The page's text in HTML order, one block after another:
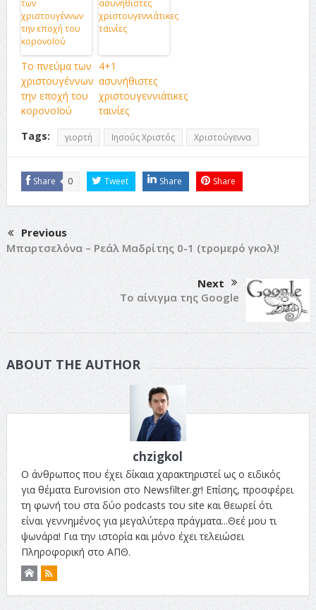
Το πνεύμα των
χριστουγέννων
την εποχή του
κορονοΪού
4+1
ασυνήθιστες
χριστουγεννιάτικες
ταινίες
Tags:
γιορτή Ιησούς Χριστός Χριστούγεννα
Share 0 Tweet Share Share
Previous
Μπαρτσελόνα – Ρεάλ Μαδρίτης 0-1 (τρομερό γκολ)!
Next
Το αίνιγμα της Google
ABOUT THE AUTHOR
chzigkol
Ο άνθρωπος που έχει δίκαια χαρακτηριστεί ως ο ειδικός
για θέματα Eurovision στο Newsfilter.gr! Επίσης, προσφέρει
τη φωνή του στα δύο podcasts του site και θεωρεί ότι
είναι γεννημένος για μεγαλύτερα πράγματα...Θεέ μου τι
ψωνάρα! Για την ιστορία και μόνο έχει τελειώσει
Πληροφορική στο ΑΠΘ.